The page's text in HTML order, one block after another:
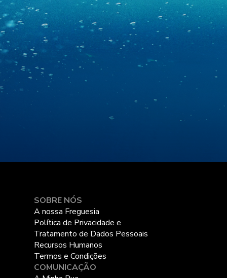
SOBRE NÓS
A nossa Freguesia
Política de Privacidade e
Tratamento de Dados Pessoais
Recursos Humanos
Termos e Condições
COMUNICAÇÃO